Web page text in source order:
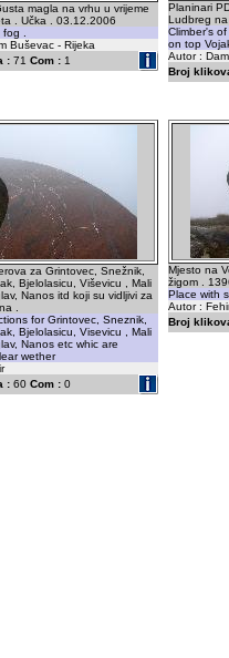
magla na vrhu u vrijeme
. Učka . 03.12.2006
.
Buševac - Rijeka
: 71 Com : 1
Planinari
Ludbreg
Climber's
on top Vojak
Autor :
Broj
za Grintovec, Snežnik,
Bjelolasicu, Viševicu , Mali
Nanos itd koji su vidljivi za
.
for Grintovec, Sneznik,
Bjelolasicu, Visevicu , Mali
Nanos etc whic are
wether
: 60 Com : 0
Mjesto na
žigom .
Place with
Autor :
Broj